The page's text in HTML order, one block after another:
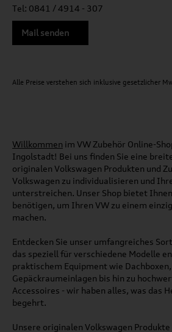
Tel: 0841 / 4914 - 307
Mail senden
Alle Preise verstehen sich inklusive gesetzlicher
Willkommen im VW Zubehör Online-
Ingolstadt! Bei uns finden Sie eine
originalen Volkswagen Produkten und
Volkswagen zu individualisieren und
unterstreichen. Unser Shop bietet
benötigen, um Ihren VW zu einem
machen.
Entdecken Sie unser umfangreiches
das speziell für verschiedene Modelle
praktischem Equipment wie
Gepäckraumeinlagen bis hin zu
Accessoires - wir haben alles, was das
begehrt.
Unsere originalen Volkswagen